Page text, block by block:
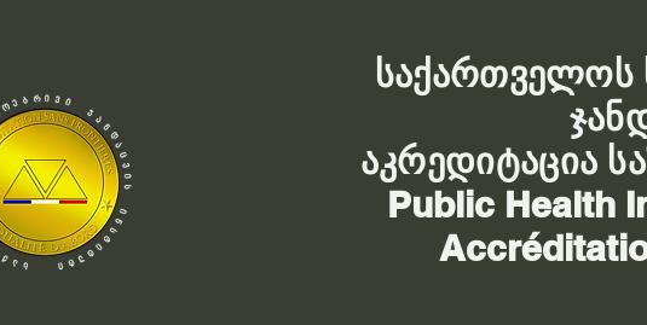
საქართველოს
აკრედიტაცია
Public Health